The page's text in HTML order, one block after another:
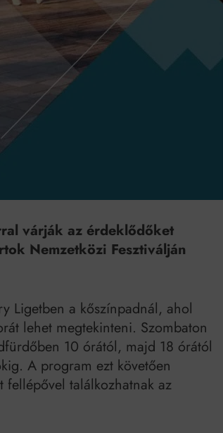
bevált technológia akkor működik, ha jól van felújítva
várják az érdeklődőket
Nemzetközi Fesztiválján
Ligetben a kőszínpadnál, ahol
lehet megtekinteni. Szombaton
10 órától, majd 18 órától
A program ezt követően
találkozhatnak az